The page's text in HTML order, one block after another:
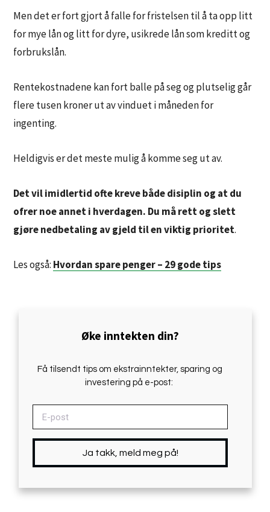
Men det er fort gjort å falle for fristelsen til å ta opp litt
for mye lån og litt for dyre, usikrede lån som kreditt og
forbrukslån.
Rentekostnadene kan fort balle på seg og plutselig går
flere tusen kroner ut av vinduet i måneden for
ingenting.
Heldigvis er det meste mulig å komme seg ut av.
Det vil imidlertid ofte kreve både disiplin og at du
ofrer noe annet i hverdagen. Du må rett og slett
gjøre nedbetaling av gjeld til en viktig prioritet.
Les også: Hvordan spare penger – 29 gode tips
Øke inntekten din?
Få tilsendt tips om ekstrainntekter, sparing og
investering på e-post:
Ja takk, meld meg på!